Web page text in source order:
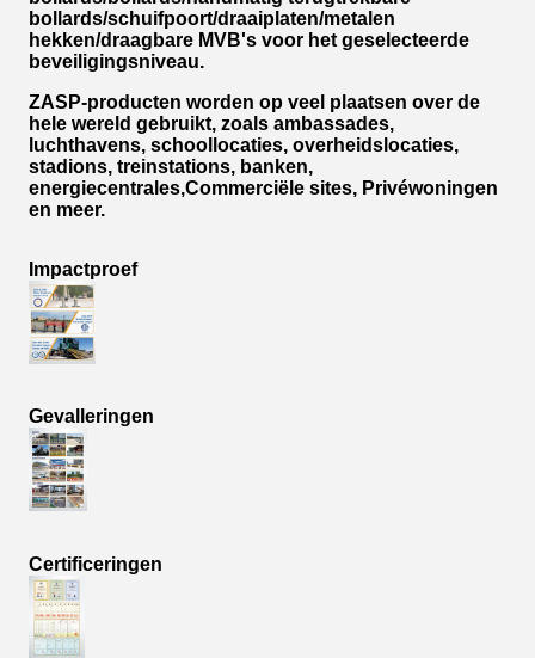
bollards/schuifpoort/draaiplaten/metalen
hekken/draagbare MVB's voor het geselecteerde
beveiligingsniveau.
ZASP-producten worden op veel plaatsen over de
hele wereld gebruikt, zoals ambassades,
luchthavens, schoollocaties, overheidslocaties,
stadions, treinstations, banken,
energiecentrales,Commerciële sites, Privéwoningen
en meer.
Impactproef
Gevalleringen
Certificeringen